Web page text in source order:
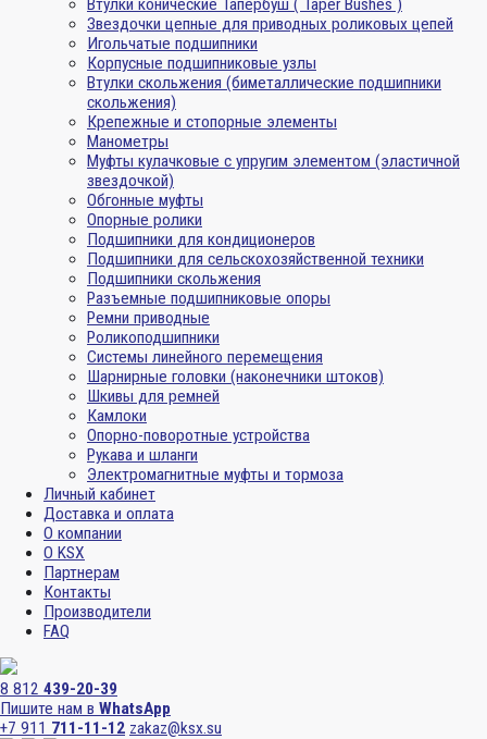
Звездочки цепные для приводных роликовых цепей
Игольчатые подшипники
Корпусные подшипниковые узлы
Втулки скольжения (биметаллические подшипники
скольжения)
Крепежные и стопорные элементы
Манометры
Муфты кулачковые с упругим элементом (эластичной
звездочкой)
Обгонные муфты
Опорные ролики
Подшипники для кондиционеров
Подшипники для сельскохозяйственной техники
Подшипники скольжения
Разъемные подшипниковые опоры
Ремни приводные
Роликоподшипники
Системы линейного перемещения
Шарнирные головки (наконечники штоков)
Шкивы для ремней
Камлоки
Опорно-поворотные устройства
Рукава и шланги
Электромагнитные муфты и тормоза
Личный кабинет
Доставка и оплата
О компании
О KSX
Партнерам
Контакты
Производители
FAQ
8 812 439-20-39
Пишите нам в WhatsApp
+7 911 711-11-12 zakaz@ksx.su